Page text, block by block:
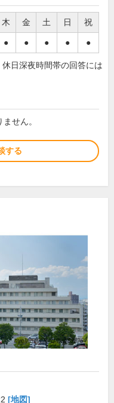
木 金 土 日 祝
● ● ● ● ●
日深夜時間帯の回答には
せん。
する
[地図]